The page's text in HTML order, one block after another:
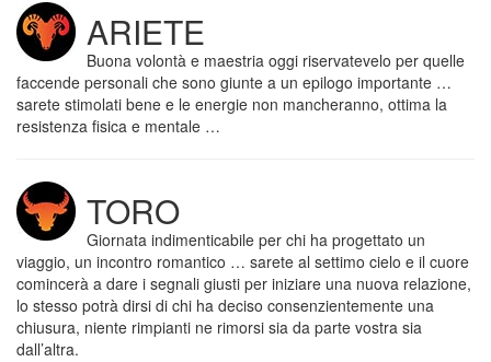
ARIETE
Buona volontà e maestria oggi riservatevelo per quelle
faccende personali che sono giunte a un epilogo importante …
sarete stimolati bene e le energie non mancheranno, ottima la
resistenza fisica e mentale …
TORO
Giornata indimenticabile per chi ha progettato un
viaggio, un incontro romantico … sarete al settimo cielo e il cuore
comincerà a dare i segnali giusti per iniziare una nuova relazione,
lo stesso potrà dirsi di chi ha deciso consenzientemente una
chiusura, niente rimpianti ne rimorsi sia da parte vostra sia
dall’altra.